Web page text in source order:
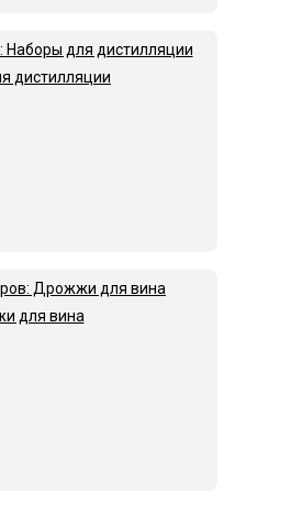
дистилляции
для вина